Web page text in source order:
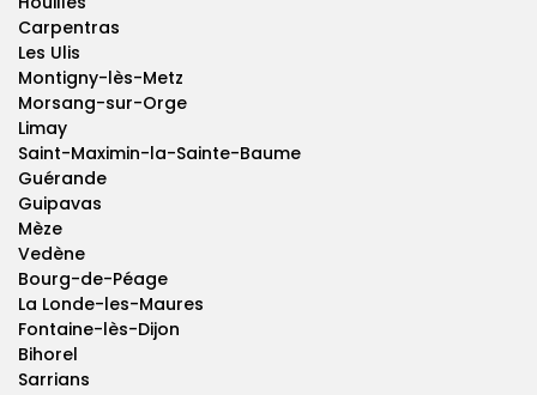
Carpentras
Les Ulis
Montigny-lès-Metz
Morsang-sur-Orge
Limay
Saint-Maximin-la-Sainte-Baume
Guérande
Guipavas
Mèze
Vedène
Bourg-de-Péage
La Londe-les-Maures
Fontaine-lès-Dijon
Bihorel
Sarrians